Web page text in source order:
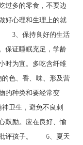
过多的零食，不要边
好心理和生理上的就
3、保持良好的生活
保证睡眠充足，学龄
时为宜。多吃含纤维
色、香、味、形及营
的种类和要经常变
卫生，避免不良刺
鼓励。应在良好、愉
批评孩子。 6、夏天